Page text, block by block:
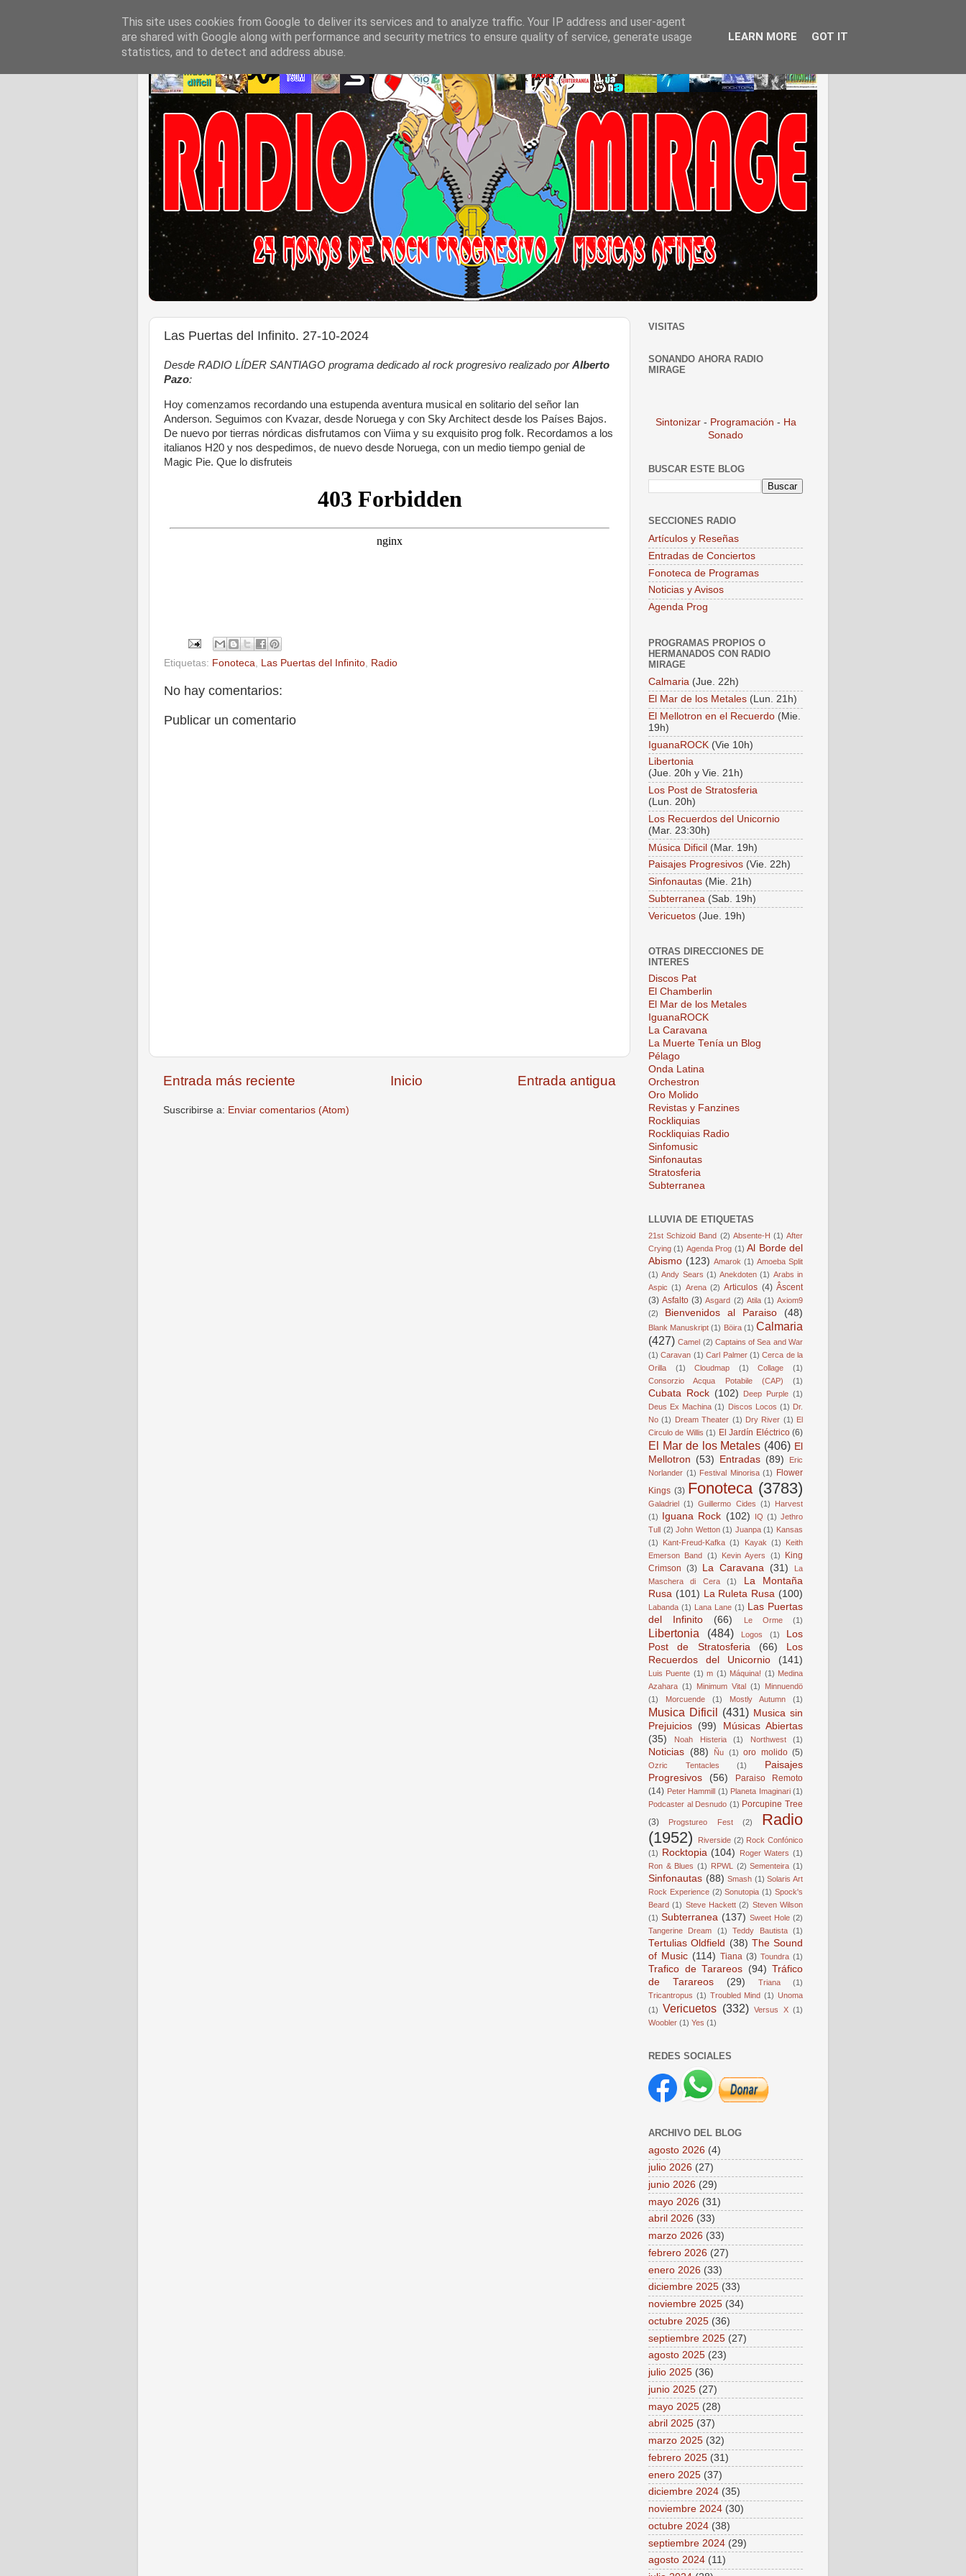
Las Puertas del Infinito. 27-10-2024
Desde RADIO LÍDER SANTIAGO programa dedicado al rock progresivo realizado porAlberto
Pazo:
Hoy comenzamos recordando una estupenda aventura musical en solitario del señor Ian
Anderson. Seguimos con Kvazar, desde Noruega y con Sky Architect desde los Países Bajos.
De nuevo por tierras nórdicas disfrutamos con Viima y su exquisito prog folk. Recordamos a los
italianos H20 y nos despedimos, de nuevo desde Noruega, con un medio tiempo genial de
Magic Pie. Que lo disfruteis
Etiquetas: Fonoteca, Las Puertas del Infinito, Radio
No hay comentarios:
Publicar un comentario
Entrada más reciente Entrada antigua
Inicio
Suscribirse a: Enviar comentarios (Atom)
VISITAS
SONANDO AHORA RADIO
MIRAGE
Sintonizar - Programación - Ha
Sonado
BUSCAR ESTE BLOG
SECCIONES RADIO
Artículos y Reseñas
Entradas de Conciertos
Fonoteca de Programas
Noticias y Avisos
Agenda Prog
PROGRAMAS PROPIOS O
HERMANADOS CON RADIO
MIRAGE
Calmaria (Jue. 22h)
El Mar de los Metales (Lun. 21h)
El Mellotron en el Recuerdo (Mie.
19h)
IguanaROCK (Vie 10h)
Libertonia
(Jue. 20h y Vie. 21h)
Los Post de Stratosferia
(Lun. 20h)
Los Recuerdos del Unicornio
(Mar. 23:30h)
Música Dificil (Mar. 19h)
Paisajes Progresivos (Vie. 22h)
Sinfonautas (Mie. 21h)
Subterranea (Sab. 19h)
Vericuetos (Jue. 19h)
OTRAS DIRECCIONES DE
INTERES
Discos Pat
El Chamberlin
El Mar de los Metales
IguanaROCK
La Caravana
La Muerte Tenía un Blog
Pélago
Onda Latina
Orchestron
Oro Molido
Revistas y Fanzines
Rockliquias
Rockliquias Radio
Sinfomusic
Sinfonautas
Stratosferia
Subterranea
LLUVIA DE ETIQUETAS
21st Schizoid Band (2) Absente-H (1) After
Crying (1) Agenda Prog (1) Al Borde del
Abismo (123) Amarok (1) Amoeba Split
(1) Andy Sears (1) Anekdoten (1) Arabs in
Aspic (1) Arena (2) Articulos (4) Âscent
(3) Asfalto (3) Asgard (2) Atila (1) Axiom9
(2)
Bienvenidos al Paraiso (48)
Blank Manuskript (1) Böira (1) Calmaria
(427) Camel (2) Captains of Sea and War
(1) Caravan (1) Carl Palmer (1) Cerca de la
Orilla
(1) Cloudmap (1) Collage
(1)
Consorzio Acqua Potabile (CAP)
(1)
Cubata Rock (102) Deep Purple (1)
Deus Ex Machina (1) Discos Locos (1) Dr.
No (1) Dream Theater (1) Dry River (1) El
Circulo de Willis (1) El Jardín Eléctrico (6)
El Mar de los Metales (406) El
Mellotron (53) Entradas (89)
Eric
Norlander (1) Festival Minorisa (1)
Flower
Kings (3) Fonoteca (3783)
Galadriel (1) Guillermo Cides (1)
Harvest
(1)
Iguana Rock (102) IQ (1) Jethro
Tull (2) John Wetton (1) Juanpa (1) Kansas
(1)
Kant-Freud-Kafka (1) Kayak (1)
Keith
Emerson Band (1) Kevin Ayers (1)
King
Crimson (3) La Caravana (31)
La
Maschera di Cera
(1)
La Montaña
Rusa (101) La Ruleta Rusa (100)
Labanda (1) Lana Lane (1) Las Puertas
del Infinito
(66) Le Orme (1)
Libertonia (484) Logos (1)
Los
Post de Stratosferia
(66)
Los
Recuerdos del Unicornio
(141)
Luis Puente (1) m (1) Máquina! (1) Medina
Azahara (1) Minimum Vital (1)
Minnuendö
(1)
Morcuende (1) Mostly Autumn (1)
Musica Dificil (431) Musica sin
Prejuicios (99)
Músicas Abiertas
(35)
Noah Histeria (1) Northwest (1)
Noticias (88) Ñu (1) oro molido (5)
Ozric Tentacles (1)
Paisajes
Progresivos
(56)
Paraiso Remoto
(14) Peter Hammill (1) Planeta Imaginari (1)
Podcaster al Desnudo (1) Porcupine Tree
(3)
Progstureo Fest (2)
Radio
(1952)
Riverside (2) Rock Confónico
(1)
Rocktopia (104) Roger Waters (1)
Ron & Blues (1) RPWL (2) Sementeira (1)
Sinfonautas (88) Smash (1) Solaris Art
Rock Experience (2) Sonutopia (1) Spock's
Beard (1) Steve Hackett (2) Steven Wilson
(1) Subterranea (137) Sweet Hole (2)
Tangerine Dream
(1) Teddy Bautista (1)
Tertulias Oldfield (38) The Sound
of Music (114) Tiana (3) Toundra (1)
Trafico de Tarareos (94) Tráfico
de Tarareos
(29) Triana
(1)
Tricantropus (1) Troubled Mind (1) Unoma
(1)
Vericuetos (332) Versus X (1)
Woobler (1) Yes (1)
REDES SOCIALES
ARCHIVO DEL BLOG
agosto 2026 (4)
julio 2026 (27)
junio 2026 (29)
mayo 2026 (31)
abril 2026 (33)
marzo 2026 (33)
febrero 2026 (27)
enero 2026 (33)
diciembre 2025 (33)
noviembre 2025 (34)
octubre 2025 (36)
septiembre 2025 (27)
agosto 2025 (23)
julio 2025 (36)
junio 2025 (27)
mayo 2025 (28)
abril 2025 (37)
marzo 2025 (32)
febrero 2025 (31)
enero 2025 (37)
diciembre 2024 (35)
noviembre 2024 (30)
octubre 2024 (38)
septiembre 2024 (29)
agosto 2024 (11)
This site uses cookies from Google to deliver its services and to analyze traffic. Your IP address and user-agent
are shared with Google along with performance and security metrics to ensure quality of service, generate usage
statistics, and to detect and address abuse.
LEARN MORE GOT IT